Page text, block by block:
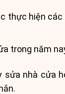
thực hiện
trong năm
sửa nhà cửa